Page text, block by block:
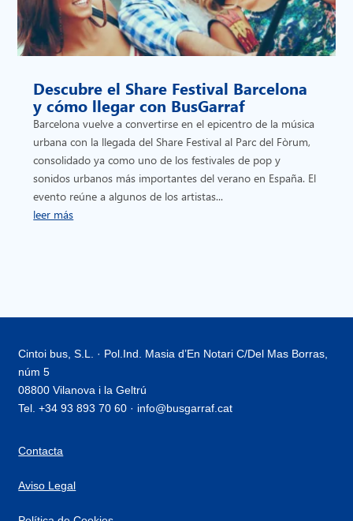
Descubre el Share Festival Barcelona
y cómo llegar con BusGarraf
Barcelona vuelve a convertirse en el epicentro de la música
urbana con la llegada del Share Festival al Parc del Fòrum,
consolidado ya como uno de los festivales de pop y
sonidos urbanos más importantes del verano en España. El
evento reúne a algunos de los artistas...
leer más
Cintoi bus, S.L. · Pol.Ind. Masia d’En Notari C/Del Mas Borras,
núm 5
08800 Vilanova i la Geltrú
Tel. +34 93 893 70 60 · info@busgarraf.cat
Contacta
Aviso Legal